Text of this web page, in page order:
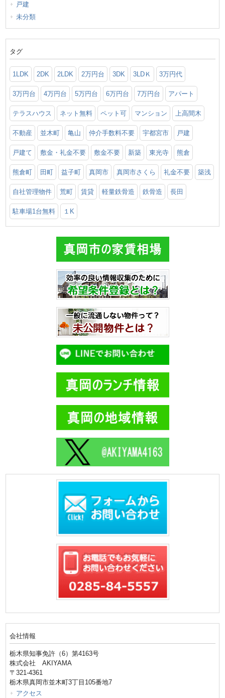
戸建
未分類
タグ
1LDK 2DK 2LDK 2万円台 3DK 3LDＫ 3万円代
3万円台 4万円台 5万円台 6万円台 7万円台 アパート
テラスハウス ネット無料 ペット可 マンション 上高間木
不動産 並木町 亀山 仲介手数料不要 宇都宮市 戸建
戸建て 敷金・礼金不要 敷金不要 新築 東光寺 熊倉
熊倉町 田町 益子町 真岡市 真岡市さくら 礼金不要 築浅
自社管理物件 荒町 賃貸 軽量鉄骨造 鉄骨造 長田
駐車場1台無料 １K
会社情報
栃木県知事免許（6）第4163号
株式会社 AKIYAMA
〒321-4361
栃木県真岡市並木町3丁目105番地7
アクセス